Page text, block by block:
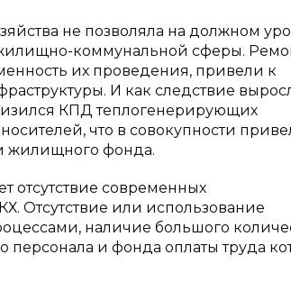
не позволяла на должном
коммунальной сферы.
их проведения, привели к
И как следствие
КПД теплогенерирующих
что в совокупности
жилищного фонда.
отсутствие современных
Отсутствие или использование
наличие большого
персонала и фонда оплаты труда